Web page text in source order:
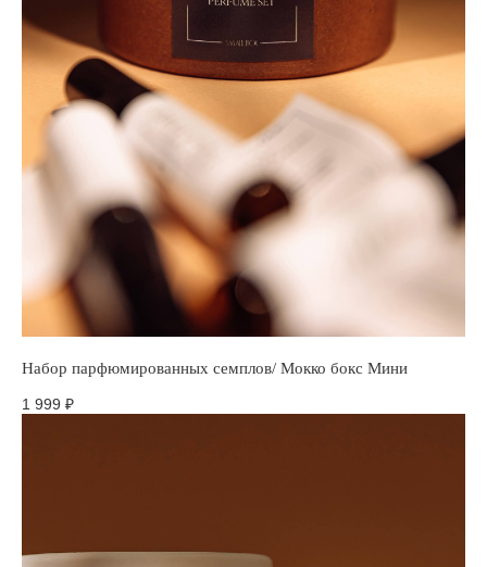
Набор парфюмированных семплов/ Мокко бокс Мини
1 999 ₽
Оставить заявку →